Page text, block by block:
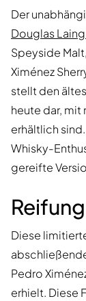
Der
Douglas Laing
Speyside
Ximénez
stellt den
heute dar, mit
erhältlich
Whisky-
gereifte
Diese
Pedro
erhielt. Diese